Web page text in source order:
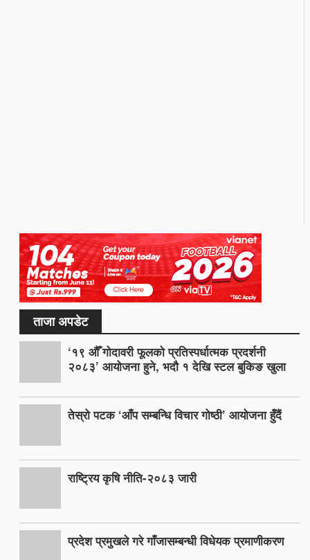
ताजा अपडेट
‘१९ औँ गोदावरी फूलको प्रतिस्पर्धात्मक प्रदर्शनी
२०८३’ आयोजना हुने, भदौ १ देखि स्टल बुकिङ खुला
तेस्रो पटक ‘आँप सम्बन्धि विचार गोष्ठी’ आयोजना हुँदैं
राष्ट्रिय कृषि नीति-२०८३ जारी
प्रदेश प्रमुखले गरे गाँजासम्बन्धी विधेयक प्रमाणीकरण